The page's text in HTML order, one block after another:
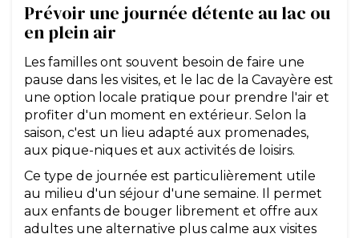
Prévoir une journée détente au lac ou
en plein air
Les familles ont souvent besoin de faire une
pause dans les visites, et le lac de la Cavayère est
une option locale pratique pour prendre l'air et
profiter d'un moment en extérieur. Selon la
saison, c'est un lieu adapté aux promenades,
aux pique-niques et aux activités de loisirs.
Ce type de journée est particulièrement utile
au milieu d'un séjour d'une semaine. Il permet
aux enfants de bouger librement et offre aux
adultes une alternative plus calme aux visites